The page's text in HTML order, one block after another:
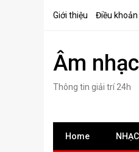
Giới thiệu Điều khoản
Âm
Thông tin giải trí 24h
Home